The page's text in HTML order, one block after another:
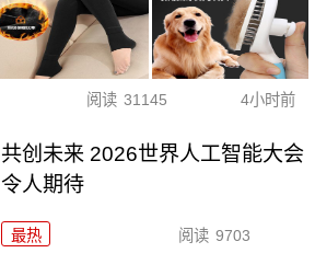
阅读 31145 4小时前
共创未来 2026世界人工智能大会
令人期待
最热 阅读 9703